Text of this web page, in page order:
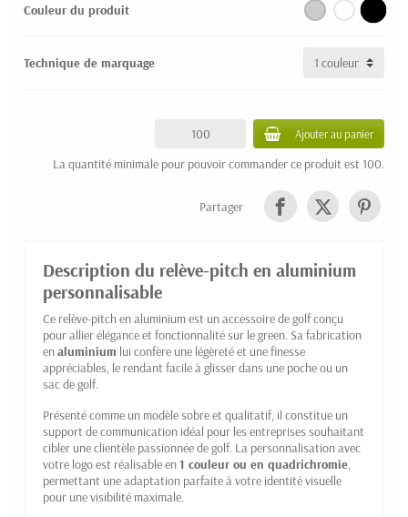
Couleur du produit
Technique de marquage
Ajouter au panier
La quantité minimale pour pouvoir commander ce produit est 100.
Partager
Description du relève-pitch en aluminium
personnalisable
Ce relève-pitch en aluminium est un accessoire de golf conçu
pour allier élégance et fonctionnalité sur le green. Sa fabrication
enaluminium lui confère une légèreté et une finesse
appréciables, le rendant facile à glisser dans une poche ou un
sac de golf.
Présenté comme un modèle sobre et qualitatif, il constitue un
support de communication idéal pour les entreprises souhaitant
cibler une clientèle passionnée de golf. La personnalisation avec
votre logo est réalisable en1 couleur ou en quadrichromie,
permettant une adaptation parfaite à votre identité visuelle
pour une visibilité maximale.